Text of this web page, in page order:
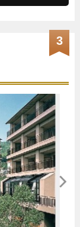
3